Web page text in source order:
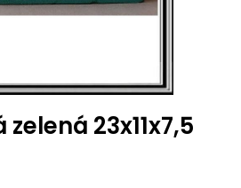
23x11x7,5